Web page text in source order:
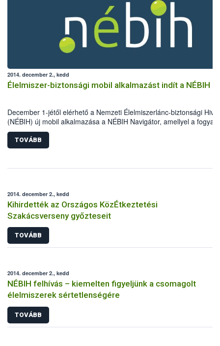
2014. december 2., kedd
Élelmiszer-biztonsági mobil alkalmazást indít a NÉBIH
December 1-jétől elérhető a Nemzeti Élelmiszerlánc-biztonsági
(NÉBIH) új mobil alkalmazása a NÉBIH Navigátor, amellyel a
hatékonyan segíthetik az élelmiszerbiztonsági problémák
TOVÁBB
2014. december 2., kedd
Kihirdették az Országos KözÉtkeztetési
Szakácsverseny győzteseit
TOVÁBB
2014. december 2., kedd
NÉBIH felhívás – kiemelten figyeljünk a csomagolt
élelmiszerek sértetlenségére
TOVÁBB